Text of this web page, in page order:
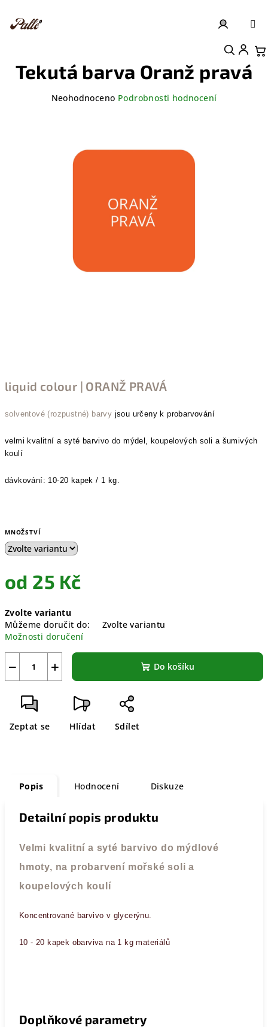
obsah
Přihlášení
liquid colour | ORANŽ PRAVÁ
solventové (rozpustné) barvy jsou určeny k probarvování
velmi kvalitní a syté barvivo domýdel, koupelových soli a šumivých
koulí
dávkování: 10-20 kapek / 1 kg.
MNOŽSTVÍ
od 25 Kč
cena:
Zvolte variantu
Můžeme doručit do:
Zvolte variantu
Možnosti doručení
+
− Do košíku
Zeptat se Hlídat Sdílet
Tekutá barva Oranž pravá
Neohodnoceno Podrobnosti hodnocení
Popis Hodnocení Diskuze
Detailní popis produktu
Velmi kvalitní a syté barvivo do mýdlové
hmoty, na probarvení mořské soli a
koupelových koulí
Koncentrované barvivo v glycerýnu.
10 - 20 kapek obarviva na 1 kg materiálů
Doplňkové parametry